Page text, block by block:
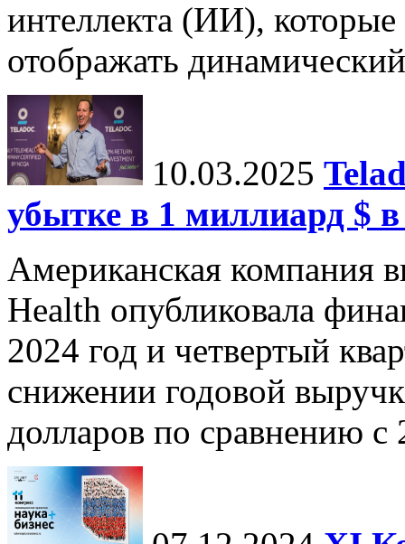
интеллекта (ИИ),
отображать
10.03.2025
убытке в 1 миллиард $ в
Американская компания
Health опубликовала
2024 год и четвертый
снижении годовой
долларов по сравнению с